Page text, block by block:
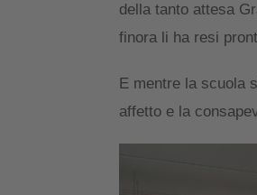
della tanto attesa
finora li ha resi
E mentre la scuola
affetto e la